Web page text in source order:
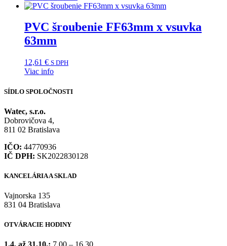
PVC šroubenie FF63mm x vsuvka
63mm
12,61 € S DPH
Viac info
SÍDLO SPOLOČNOSTI
Watec, s.r.o.
Dobrovičova 4,
811 02 Bratislava
IČO: 44770936
IČ DPH: SK2022830128
KANCELÁRIA A SKLAD
Vajnorska 135
831 04 Bratislava
OTVÁRACIE HODINY